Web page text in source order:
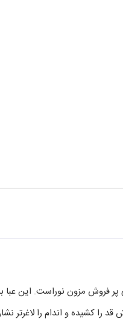
را کشیده و اندام را لاغرتر